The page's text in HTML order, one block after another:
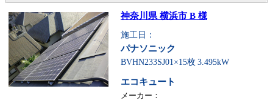
神奈川県 横浜市 B 様
施工日：
パナソニック
BVHN233SJ01×15枚 3.495kW
エコキュート
メーカー：